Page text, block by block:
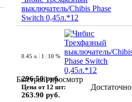
выключатель/Chibis Phase
Switch 0,45л.*12
Быстрый просмотр
0.45 л. 1 10 %
296.50 руб.
Цена от 12 шт:
263.90 руб.
Достаточно